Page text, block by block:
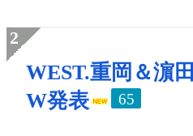
WEST.重岡＆濵
W発表
65